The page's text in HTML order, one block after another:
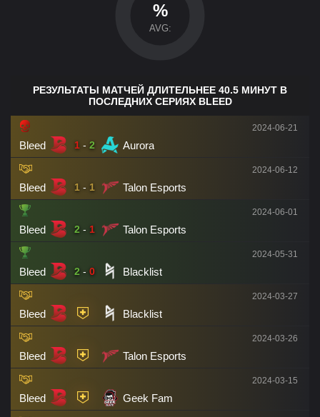
%
AVG:
РЕЗУЛЬТАТЫ МАТЧЕЙ ДЛИТЕЛЬНЕЕ 40.5 МИНУТ В
ПОСЛЕДНИХ СЕРИЯХ BLEED
Bleed 1 - 2 Aurora
2024-06-21
Bleed 1 - 1 Talon Esports
2024-06-12
Bleed 2 - 1 Talon Esports
2024-06-01
Bleed 2 - 0 Blacklist
2024-05-31
Bleed Blacklist
2024-03-27
Bleed Talon Esports
2024-03-26
Bleed Geek Fam
2024-03-15